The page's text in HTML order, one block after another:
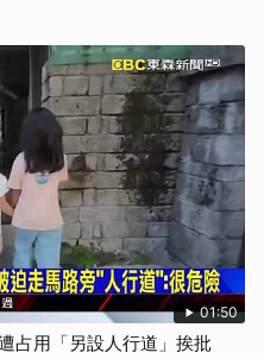
01:50
占用「另設人行道」挨批